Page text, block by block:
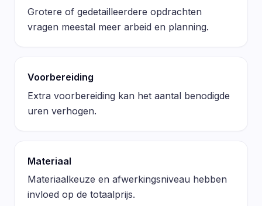
Grotere of gedetailleerdere opdrachten
vragen meestal meer arbeid en planning.
Voorbereiding
Extra voorbereiding kan het aantal benodigde
uren verhogen.
Materiaal
Materiaalkeuze en afwerkingsniveau hebben
invloed op de totaalprijs.